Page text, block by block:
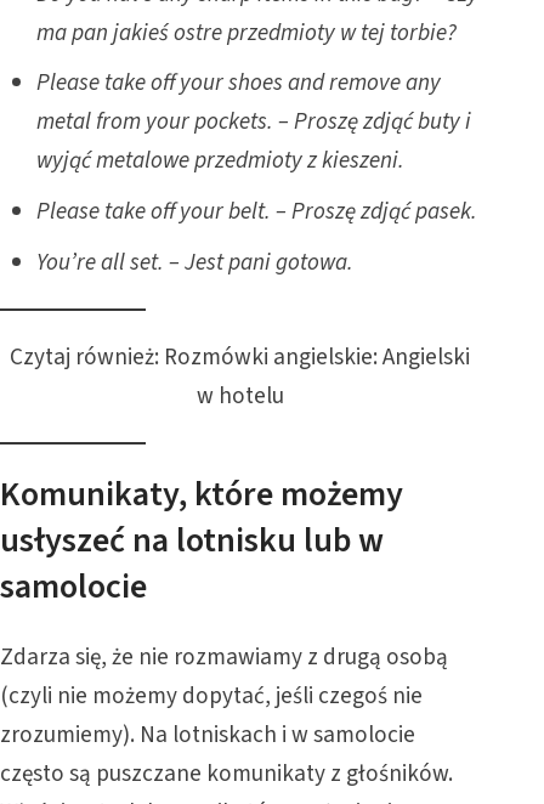
ma pan jakieś ostre przedmioty w tej torbie?
Please take off your shoes and remove any
metal from your pockets. – Proszę zdjąć buty i
wyjąć metalowe przedmioty z kieszeni.
Please take off your belt. – Proszę zdjąć pasek.
You’re all set. – Jest pani gotowa.
Czytaj również: Rozmówki angielskie: Angielski
w hotelu
Komunikaty, które możemy
usłyszeć na lotnisku lub w
samolocie
Zdarza się, że nie rozmawiamy z drugą osobą
(czyli nie możemy dopytać, jeśli czegoś nie
zrozumiemy). Na lotniskach i w samolocie
często są puszczane komunikaty z głośników.